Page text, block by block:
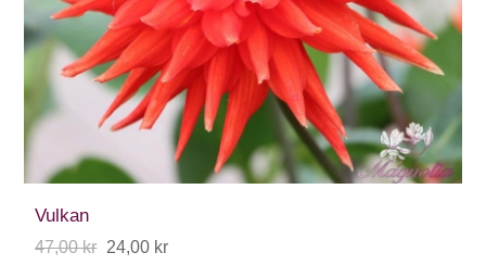
Vulkan
47,00 kr 24,00 kr